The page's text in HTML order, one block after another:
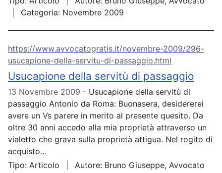
Categoria: Novembre 2009
Usucapione della servitù di passaggio
https://www.avvocatogratis.it/novembre-2009/296-
usucapione-della-servitu-di-passaggio.html
13 Novembre 2009
Usucapione della servitù di
passaggio Antonio da Roma: Buonasera, desidererei
avere un Vs parere in merito al presente quesito. Da
oltre 30 anni accedo alla mia proprietà attraverso un
vialetto che grava sulla proprietà attigua. Nel rogito di
acquisto...
Tipo: Articolo Autore: Bruno Giuseppe, Avvocato